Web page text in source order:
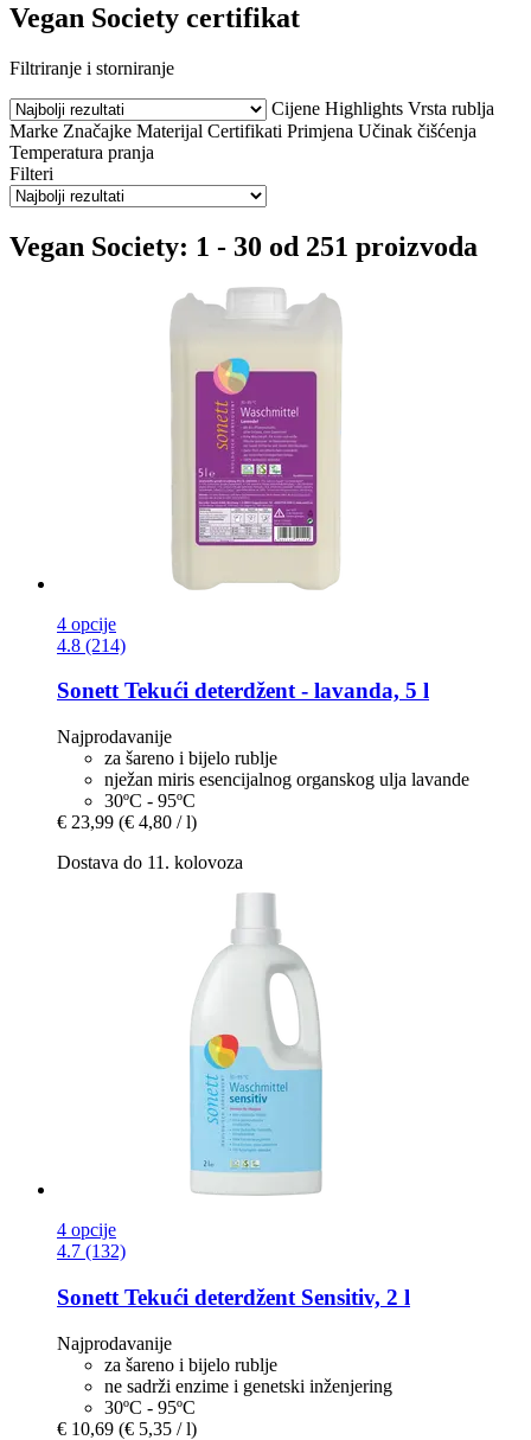
Vegan Society certifikat
Filtriranje i storniranje
Cijene Highlights Vrsta rublja
Marke Značajke Materijal Certifikati Primjena Učinak čišćenja
Temperatura pranja
Filteri
Vegan Society: 1 - 30 od 251 proizvoda
4 opcije
4.8 (214)
SonettTekući deterdžent -​ lavanda, 5 l
Najprodavanije
za šareno i bijelo rublje
nježan miris esencijalnog organskog ulja lavande
30ºC - 95ºC
€ 23,99 (€ 4,80 / l)
Dostava do 11. kolovoza
4 opcije
4.7 (132)
Sonett Tekući deterdžent Sensitiv, 2 l
Najprodavanije
za šareno i bijelo rublje
ne sadrži enzime i genetski inženjering
30ºC - 95ºC
€ 10,69 (€ 5,35 / l)